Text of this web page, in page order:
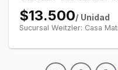
$13.500/ Unidad
Sucursal Weitzler: Casa